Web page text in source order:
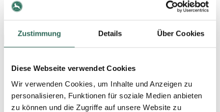
Zustimmung Details Über Cookies
Diese Webseite verwendet Cookies
Wir verwenden Cookies, um Inhalte und Anzeigen zu
personalisieren, Funktionen für soziale Medien anbieten
zu können und die Zugriffe auf unsere Website zu
How to find us
Company
Individual handcraft